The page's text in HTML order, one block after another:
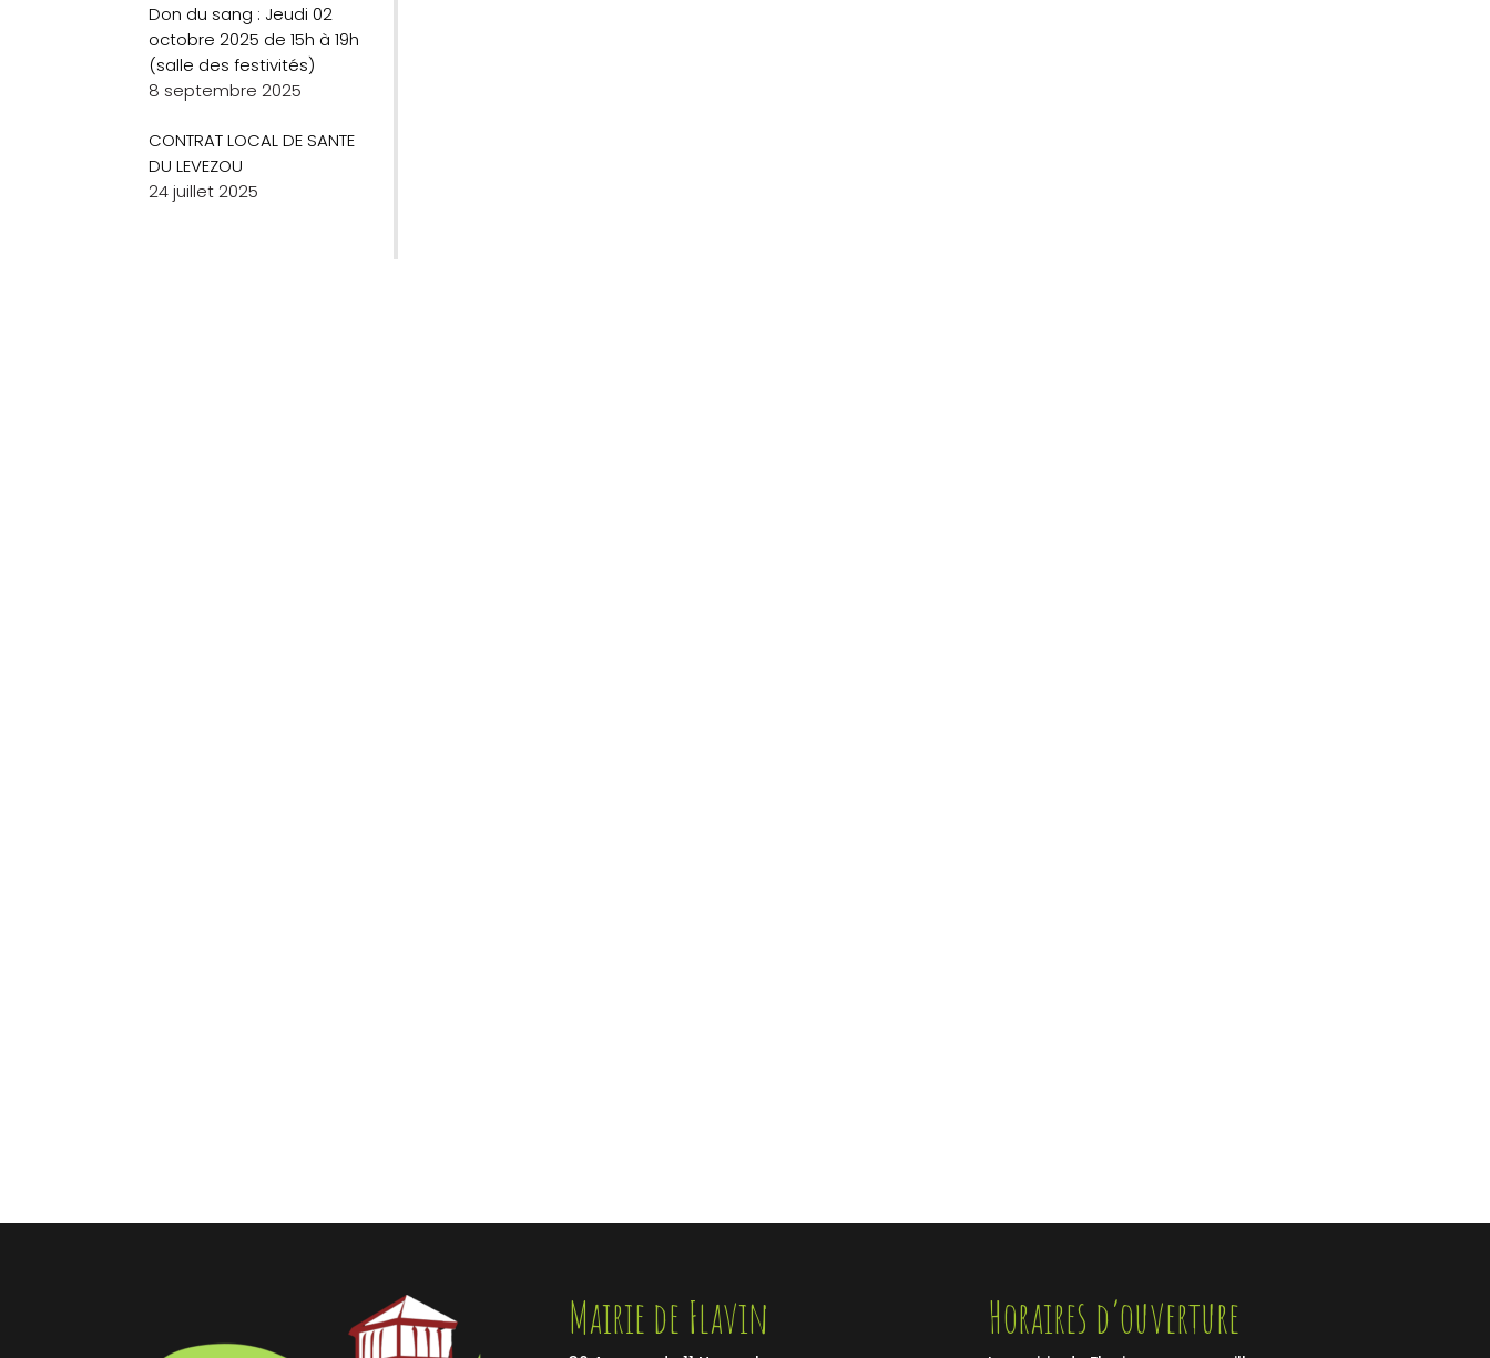
Don du sang : Jeudi 02
octobre 2025 de 15h à 19h
(salle des festivités)
8 septembre 2025
CONTRAT LOCAL DE SANTE
DU LEVEZOU
24 juillet 2025
Mairie de Flavin Horaires d’ouverture